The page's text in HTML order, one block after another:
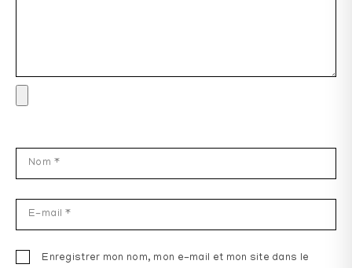
Enregistrer mon nom, mon e-mail et mon site dans le